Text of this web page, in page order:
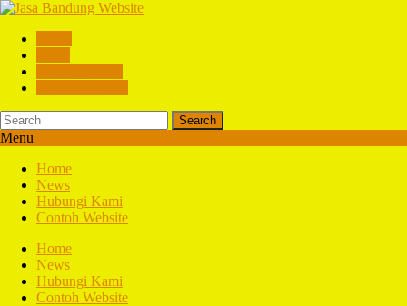
Search
Menu
Home
News
Hubungi Kami
Contoh Website
Home
News
Hubungi Kami
Contoh Website